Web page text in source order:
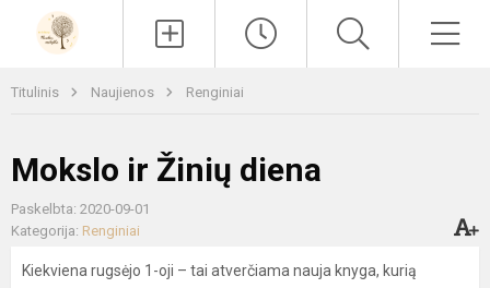
Titulinis Naujienos Renginiai
Mokslo ir Žinių diena
Paskelbta: 2020-09-01
Kategorija: Renginiai
Kiekviena rugsėjo 1-oji – tai atverčiama nauja knyga, kurią